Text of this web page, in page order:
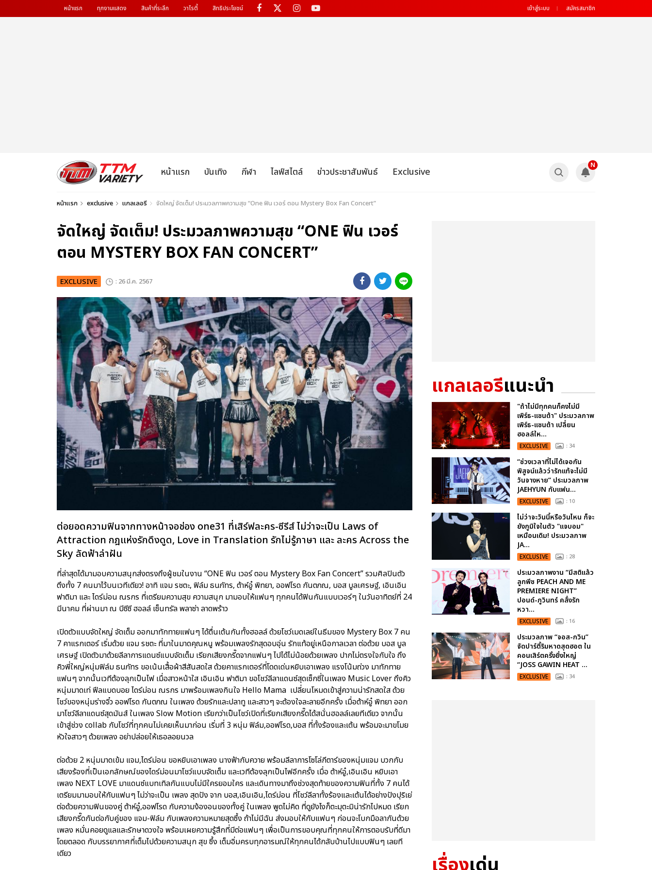
หน้าแรก ทุกงานแสดง สินค้าที่ระลึก วาไรตี้ สิทธิประโยชน์ เข้าสู่ระบบ สมัครสมาชิก
หน้าแรก บันเทิง กีฬา ไลฟ์สไตล์ ข่าวประชาสัมพันธ์ Exclusive
N
หน้าแรก exclusive แกลเลอรี จัดใหญ่ จัดเต็ม! ประมวลภาพความสุข “One ฟิน เวอร์ ตอน Mystery Box Fan Concert”
จัดใหญ่ จัดเต็ม! ประมวลภาพความสุข “ONE ฟิน เวอร์
ตอน MYSTERY BOX FAN CONCERT”
EXCLUSIVE : 26 มี.ค. 2567
ต่อยอดความฟินจากทางหน้าจอช่อง one31 ที่เสิร์ฟละคร-ซีรีส์ ไม่ว่าจะเป็น Laws of
Attraction กฎแห่งรักดึงดูด, Love in Translation รักไม่รู้ภาษา และ ละคร Across the
Sky ลัดฟ้าล่าฝัน
ที่ล่าสุดได้มามอบความสนุกส่งตรงถึงผู้ชมในงาน “ONE ฟิน เวอร์ ตอน Mystery Box Fan Concert” รวมศิลปินตัว
ตึงทั้ง 7 คนมาไว้บนเวทีเดียว! อาทิ แจม รชตะ, ฟิล์ม ธนภัทร, ต้าห์อู๋ พิทยา, ออฟโรด กันตภณ, บอส บูลเศรษฐ์, เอินเอิน
ฟาติมา และ ไดร์ม่อน ณรกร ที่เตรียมความสุข ความสนุก มามอบให้แฟนๆ ทุกคนได้ฟินกันแบบเวอร์ๆ ในวันอาทิตย์ที่ 24
มีนาคม ที่ผ่านมา ณ บีซีซี ฮอลล์ เซ็นทรัล พลาซ่า ลาดพร้าว
เปิดตัวแบบจัดใหญ่ จัดเต็ม ออกมาทักทายแฟนๆ ได้ตื่นเต้นกันทั้งฮอลล์ ด้วยโชว์เมดเลย์ในธีมของ Mystery Box 7 คน
7 คาแรกเตอร์ เริ่มด้วย แจม รชตะ ที่มาในมาดคุณหนู พร้อมเพลงรักสุดอบอุ่น รักแท้อยู่เหนือกาลเวลา ต่อด้วย บอส บูล
เศรษฐ์ เปิดตัวมาด้วยลีลาการแดนซ์แบบจัดเต็ม เรียกเสียงกรี๊ดจากแฟนๆ ไปได้ไม่น้อยด้วยเพลง ปากไม่ตรงใจกับใจ ถึง
คิวพี่ใหญ่หนุ่มฟิล์ม ธนภัทร ขอเน้นเสื้อผ้าสีสันสดใส ด้วยคาแรกเตอร์ที่โดดเด่นหยิบเอาเพลง แรงโน้มถ่วง มาทักทาย
แฟนๆ จากนั้นเวทีต้องลุกเป็นไฟ เมื่อสาวหน้าใส เอินเอิน ฟาติมา ขอโชว์ลีลาแดนซ์สุดเซ็กซี่ในเพลง Music Lover ถึงคิว
หนุ่มมาดเท่ ฟีลแบดบอย ไดร์ม่อน ณรกร มาพร้อมเพลงกินใจ Hello Mama เปลี่ยนโหมดเข้าสู่ความน่ารักสดใส ด้วย
โชว์ของหนุ่มร่างจิ๋ว ออฟโรด กันตภณ ในเพลง ด้วยรักและปลาทู และสาวๆ จะต้องใจละลายอีกครั้ง เมื่อต้าห์อู๋ พิทยา ออก
มาโชว์ลีลาแดนซ์สุดมันส์ ในเพลง Slow Motion เรียกว่าเป็นโชว์เปิดที่เรียกเสียงกรี๊ดได้สนั่นฮอลล์เลยทีเดียว จากนั้น
เข้าสู่ช่วง collab กับโชว์ที่ทุกคนไม่เคยเห็นมาก่อน เริ่มที่ 3 หนุ่ม ฟิล์ม,ออฟโรด,บอส ที่ทั้งร้องและเต้น พร้อมจะมาขโมย
หัวใจสาวๆ ด้วยเพลง อย่าปล่อยให้เธอลอยนวล
ต่อด้วย 2 หนุ่มมาดเข้ม แจม,ไดร์ม่อน ขอหยิบเอาเพลง นางฟ้ากับควาย พร้อมลีลาการโซโล่กีตาร์ของหนุ่มแจม บวกกับ
เสียงร้องที่เป็นเอกลักษณ์ของไดร์ม่อนมาโชว์แบบจัดเต็ม และเวทีต้องลุกเป็นไฟอีกครั้ง เมื่อ ต้าห์อู๋,เอินเอิน หยิบเอา
เพลง NEXT LOVE มาแดนซ์แบทเทิลกันแบบไม่มีใครยอมใคร และเดินทางมาถึงช่วงสุดท้ายของความฟินที่ทั้ง 7 คนได้
เตรียมมามอบให้กับแฟนๆ ไม่ว่าจะเป็น เพลง สุดปัง จาก บอส,เอินเอิน,ไดร์ม่อน ที่โชว์ลีลาทั้งร้องและเต้นได้อย่างปังปุริเย่
ต่อด้วยความฟินของคู่ ต้าห์อู๋,ออฟโรด กับความง้องอนของทั้งคู่ ในเพลง พูดไม่คิด ที่ดูยังไงก็ตะมุตะมิน่ารักไปหมด เรียก
เสียงกรี๊ดกันต่อกับคู่ของ แจม-ฟิล์ม กับเพลงความหมายสุดซึ้ง ถ้าไม่มีฉัน ส่งมอบให้กับแฟนๆ ก่อนจะโบกมือลากันด้วย
เพลง หมั่นคอยดูแลและรักษาดวงใจ พร้อมเผยความรู้สึกที่มีต่อแฟนๆ เพื่อเป็นการขอบคุณที่ทุกคนให้การตอบรับที่ดีมา
โดยตลอด กับบรรยากาศที่เต็มไปด้วยความสนุก สุข ซึ้ง เต็มอิ่มครบทุกอารมณ์ให้ทุกคนได้กลับบ้านไปแบบฟินๆ เลยที
เดียว
แกลเลอรีแนะนำ
"ถ้าไม่มีทุกคนก็คงไม่มี
เพิร์ธ-แซนต้า" ประมวลภาพ
เพิร์ธ-แซนต้า เปลี่ยน
ฮอลล์ให...
EXCLUSIVE : 34
“ช่วงเวลาที่ไม่ได้เจอกัน
พิสูจน์แล้วว่ารักแท้จะไม่มี
วันจางหาย” ประมวลภาพ
JAEHYUN กับแฟน...
EXCLUSIVE : 10
ไม่ว่าจะวันนี้หรือวันไหน ก็จะ
ยังภูมิใจในตัว "แจบอม"
เหมือนเดิม! ประมวลภาพ
JA...
EXCLUSIVE : 28
ประมวลภาพงาน “มีสติแล้ว
ลูกพีช PEACH AND ME
PREMIERE NIGHT”
ปอนด์-ภูวินทร์ คลั่งรัก
หวา...
EXCLUSIVE : 16
ประมวลภาพ “จอส-กวิน”
จัดปาร์ตี้ริมหาดสุดฮอต ใน
คอนเสิร์ตครั้งยิ่งใหญ่
“JOSS GAWIN HEAT ...
EXCLUSIVE : 34